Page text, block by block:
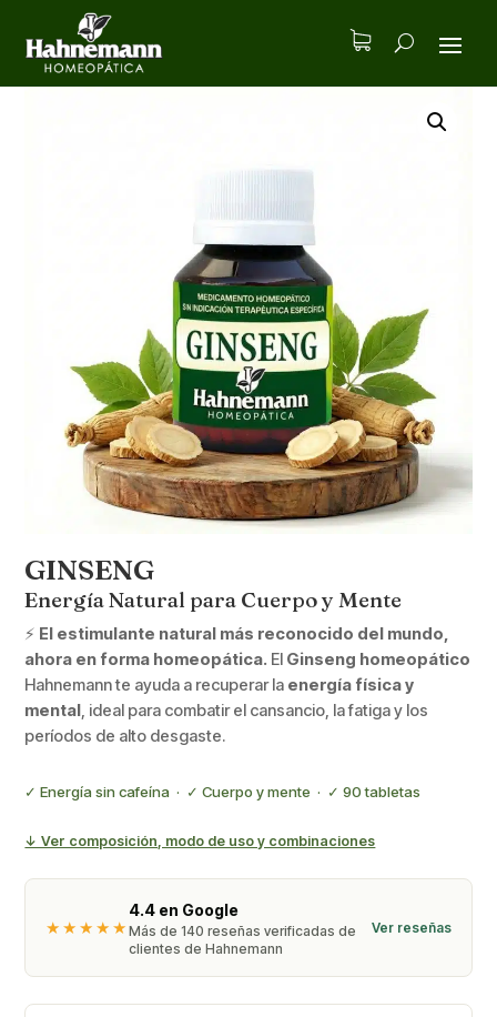
GINSENG
Energía Natural para Cuerpo y Mente
⚡ El estimulante natural más reconocido del mundo,
ahora en forma homeopática. El Ginseng homeopático
Hahnemann te ayuda a recuperar la energía física y
mental, ideal para combatir el cansancio, la fatiga y los
períodos de alto desgaste.
✓ Energía sin cafeína · ✓ Cuerpo y mente · ✓ 90 tabletas
↓ Ver composición, modo de uso y combinaciones
★★★★★
4.4 en Google
Más de 140 reseñas verificadas de
clientes de Hahnemann
Ver reseñas